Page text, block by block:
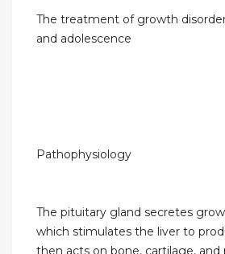
The treatment of growth
and adolescence
Pathophysiology
The pituitary gland secretes
which stimulates the liver to